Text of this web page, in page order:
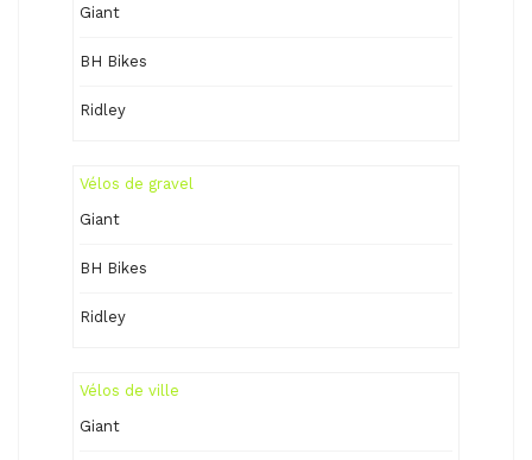
Giant
BH Bikes
Ridley
Vélos de gravel
Giant
BH Bikes
Ridley
Vélos de ville
Giant